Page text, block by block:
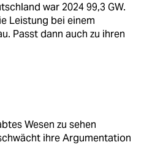
war 2024 99,3 GW.
Leistung bei einem
Passt dann auch zu ihren
Wesen zu sehen
ihre Argumentation